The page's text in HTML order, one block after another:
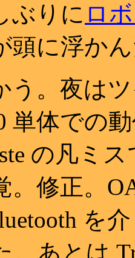
ぶりに ロ
頭に浮か
う。夜は
単体での
の凡ミ
。修正。
を
。あとは